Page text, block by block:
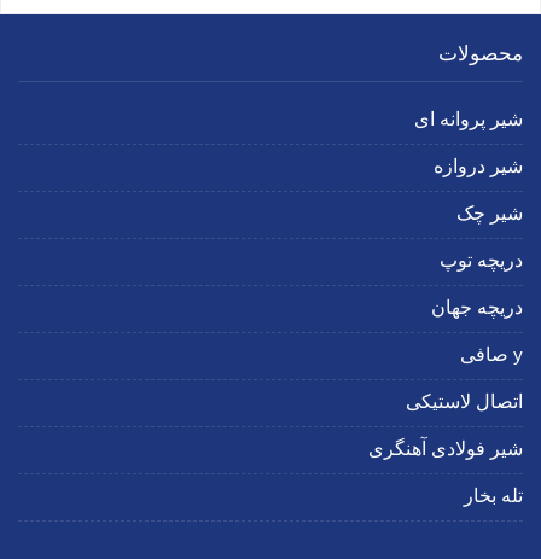
محصولات
شیر پروانه ای
شیر دروازه
شیر چک
دریچه توپ
دریچه جهان
y صافی
اتصال لاستیکی
شیر فولادی آهنگری
تله بخار